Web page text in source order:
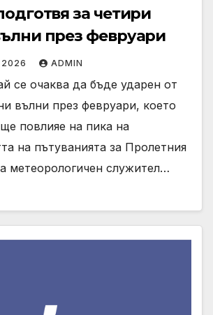
за четири
през февруари
2026 ADMIN
се очаква да бъде ударен от
вълни през февруари, което
повлияе на пика на
на пътуванията за Пролетния
метеорологичен служител…